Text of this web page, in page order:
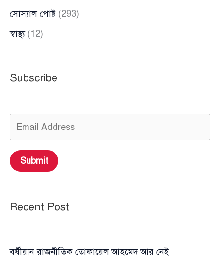
সোস্যাল পোষ্ট (293)
স্বাস্থ্য(12)
Subscribe
Submit
Recent Post
বর্ষীয়ান রাজনীতিক তোফায়েল আহমেদ আর নেই